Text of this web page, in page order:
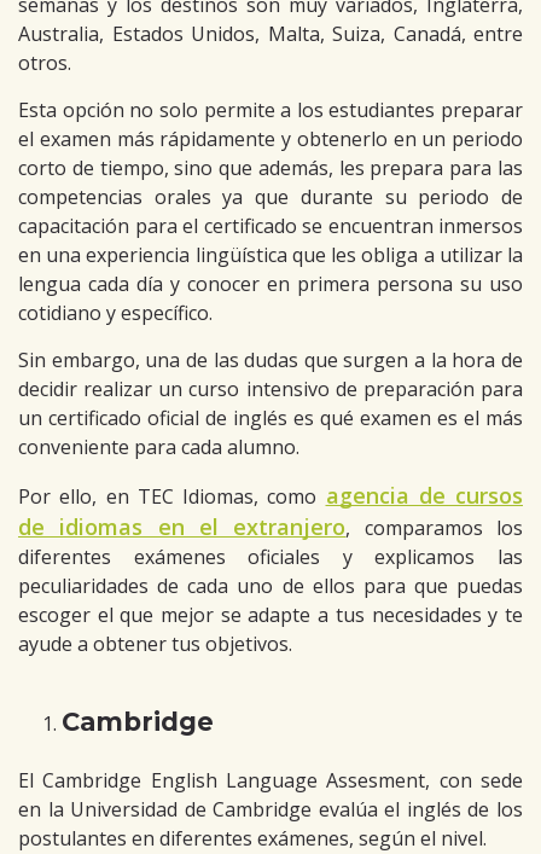
Australia, Estados Unidos, Malta, Suiza, Canadá, entre
otros.
Esta opción no solo permite a los estudiantes preparar
el examen más rápidamente y obtenerlo en un periodo
corto de tiempo, sino que además, les prepara para las
competencias orales ya que durante su periodo de
capacitación para el certificado se encuentran inmersos
en una experiencia lingüística que les obliga a utilizar la
lengua cada día y conocer en primera persona su uso
cotidiano y específico.
Sin embargo, una de las dudas que surgen a la hora de
decidir realizar un curso intensivo de preparación para
un certificado oficial de inglés es qué examen es el más
conveniente para cada alumno.
Por ello, en TEC Idiomas, como agencia de cursos
de idiomas en el extranjero, comparamos los
diferentes exámenes oficiales y explicamos las
peculiaridades de cada uno de ellos para que puedas
escoger el que mejor se adapte a tus necesidades y te
ayude a obtener tus objetivos.
Cambridge
El Cambridge English Language Assesment, con sede
en la Universidad de Cambridge evalúa el inglés de los
postulantes en diferentes exámenes, según el nivel.